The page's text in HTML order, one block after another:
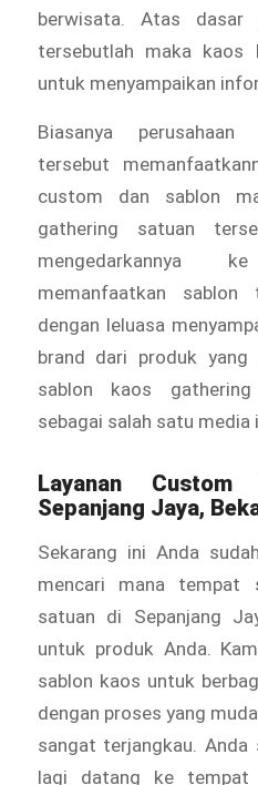
berwisata. Atas
tersebutlah maka kaos
untuk menyampaikan
Biasanya perusahaan
tersebut
custom dan sablon
gathering satuan
mengedarkannya
memanfaatkan
dengan leluasa
brand dari produk yang
sablon kaos
sebagai salah satu
Layanan Custom
Sepanjang Jaya,
Sekarang ini Anda
mencari mana tempat
satuan di Sepanjang
untuk produk Anda.
sablon kaos untuk
dengan proses yang
sangat terjangkau.
lagi datang ke tempat